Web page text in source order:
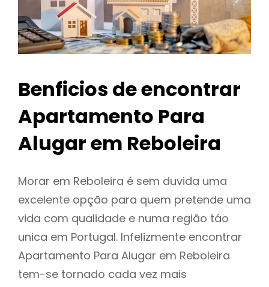
Benficios de encontrar
Apartamento Para
Alugar em Reboleira
Morar em Reboleira é sem duvida uma
excelente opção para quem pretende uma
vida com qualidade e numa região táo
unica em Portugal. Infelizmente encontrar
Apartamento Para Alugar em Reboleira
tem-se tornado cada vez mais